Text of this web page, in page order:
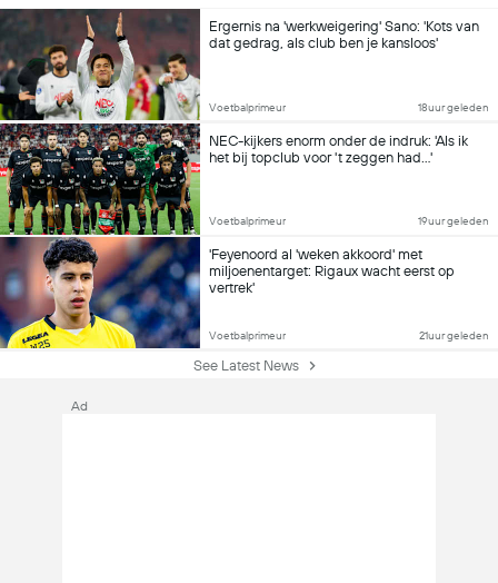
Ergernis na 'werkweigering' Sano: 'Kots van
dat gedrag, als club ben je kansloos'
Voetbalprimeur 18uur geleden
NEC-kijkers enorm onder de indruk: 'Als ik
het bij topclub voor 't zeggen had...'
Voetbalprimeur 19uur geleden
'Feyenoord al 'weken akkoord' met
miljoenentarget: Rigaux wacht eerst op
vertrek'
Voetbalprimeur 21uur geleden
See Latest News
Ad